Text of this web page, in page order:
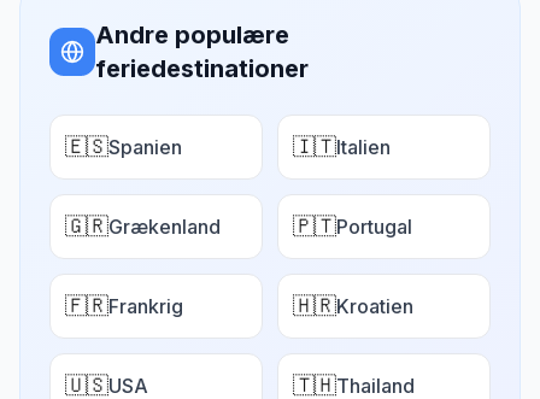
Andre populære
feriedestinationer
🇪🇸Spanien 🇮🇹Italien
🇬🇷Grækenland 🇵🇹Portugal
🇫🇷Frankrig 🇭🇷Kroatien
🇺🇸USA 🇹🇭Thailand